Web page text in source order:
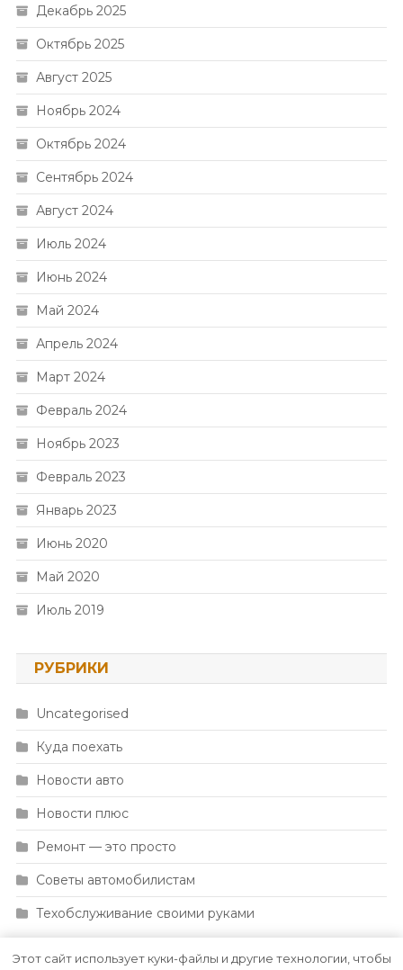
Декабрь 2025
Октябрь 2025
Август 2025
Ноябрь 2024
Октябрь 2024
Сентябрь 2024
Август 2024
Июль 2024
Июнь 2024
Май 2024
Апрель 2024
Март 2024
Февраль 2024
Ноябрь 2023
Февраль 2023
Январь 2023
Июнь 2020
Май 2020
Июль 2019
РУБРИКИ
Uncategorised
Куда поехать
Новости авто
Новости плюс
Ремонт — это просто
Советы автомобилистам
Техобслуживание своими руками
Этот сайт использует куки-файлы и другие технологии, чтобы